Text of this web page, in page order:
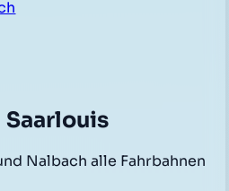
Nalbach alle Fahrbahnen